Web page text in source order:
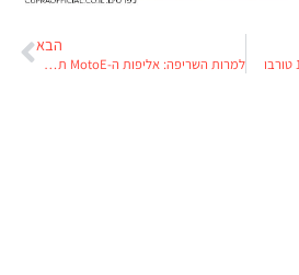
הבא
למרות השריפה: אליפות ה-MotoE תצא לדרך בקיץ